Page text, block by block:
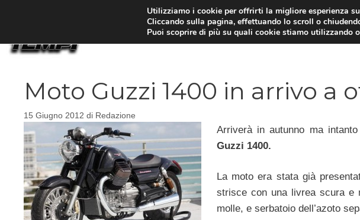
Moto Guzzi 1400 in arrivo a
15 Giugno 2012 di Redazione
Arriverà in autunno ma
Guzzi 1400.
La moto era stata già
strisce con una livrea scura e
molle, e serbatoio dell’azoto
Utilizziamo i cookie per offrirti la migliore esperienza
Cliccando sulla pagina, effettuando lo scroll o
Puoi scoprire di più su quali cookie stiamo utilizzando